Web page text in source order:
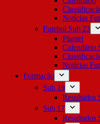
Notícias
Futebol Sub 23
Plantel
Calendário
Notícias
Formação
Sub 19
Resultados
Sub 17
Resultados